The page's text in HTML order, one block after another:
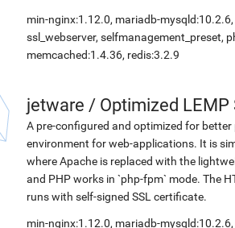
min-nginx:1.12.0, mariadb-
ssl_webserver, selfmanagement_preset,
memcached:1.4.36, redis:3.2.9
jetware / Optimized LEMP
A pre-configured and optimized for
environment for web-applications. It is
where Apache is replaced with the
and PHP works in `php-fpm` mode. The
runs with self-signed SSL certificate.
min-nginx:1.12.0, mariadb-